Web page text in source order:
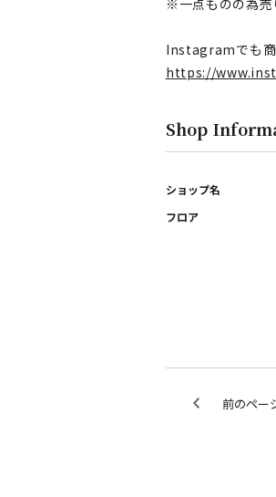
※一点ものの為売
Instagramでも商
https://
Shop
ショップ名
フロア
前のペー